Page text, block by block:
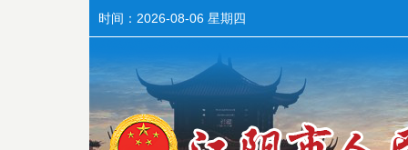
时间： 2026-08-06 星期四